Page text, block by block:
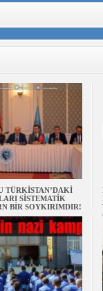
TÜRKİSTAN’DAKİ
SİSTEMATİK
BİR SOYKIRIMDIR!